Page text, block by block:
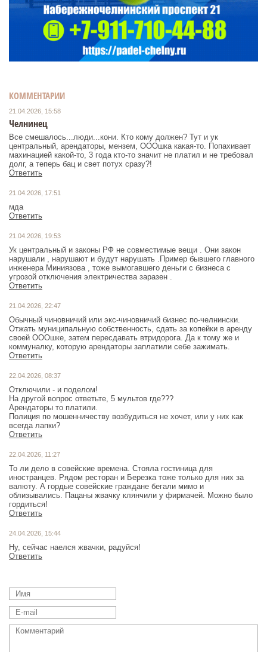
КОММЕНТАРИИ
21.04.2026, 15:58
Челнинец
Все смешалось...люди...кони. Кто кому должен? Тут и ук
центральный, арендаторы, мензем, ОООшка какая-то. Попахивает
махинацией какой-то, 3 года кто-то значит не платил и не требовал
долг, а теперь бац и свет потух сразу?!
Ответить
21.04.2026, 17:51
мда
Ответить
21.04.2026, 19:53
Ук центральный и законы РФ не совместимые вещи . Они закон
нарушали , нарушают и будут нарушать .Пример бывшего главного
инженера Миниязова , тоже вымогавшего деньги с бизнеса с
угрозой отключения электричества заразен .
Ответить
21.04.2026, 22:47
Обычный чиновничий или экс-чиновничий бизнес по-челнински.
Отжать муниципальную собственность, сдать за копейки в аренду
своей ОООшке, затем пересдавать втридорога. Да к тому же и
коммуналку, которую арендаторы заплатили себе зажимать.
Ответить
22.04.2026, 08:37
Отключили - и поделом!
На другой вопрос ответьте, 5 мультов где???
Арендаторы то платили.
Полиция по мошенничеству возбудиться не хочет, или у них как
всегда лапки?
Ответить
22.04.2026, 11:27
То ли дело в совейские времена. Стояла гостиница для
иностранцев. Рядом ресторан и Березка тоже только для них за
валюту. А гордые совейские граждане бегали мимо и
облизывались. Пацаны жвачку клянчили у фирмачей. Можно было
гордиться!
Ответить
24.04.2026, 15:44
Ну, сейчас наелся жвачки, радуйся!
Ответить